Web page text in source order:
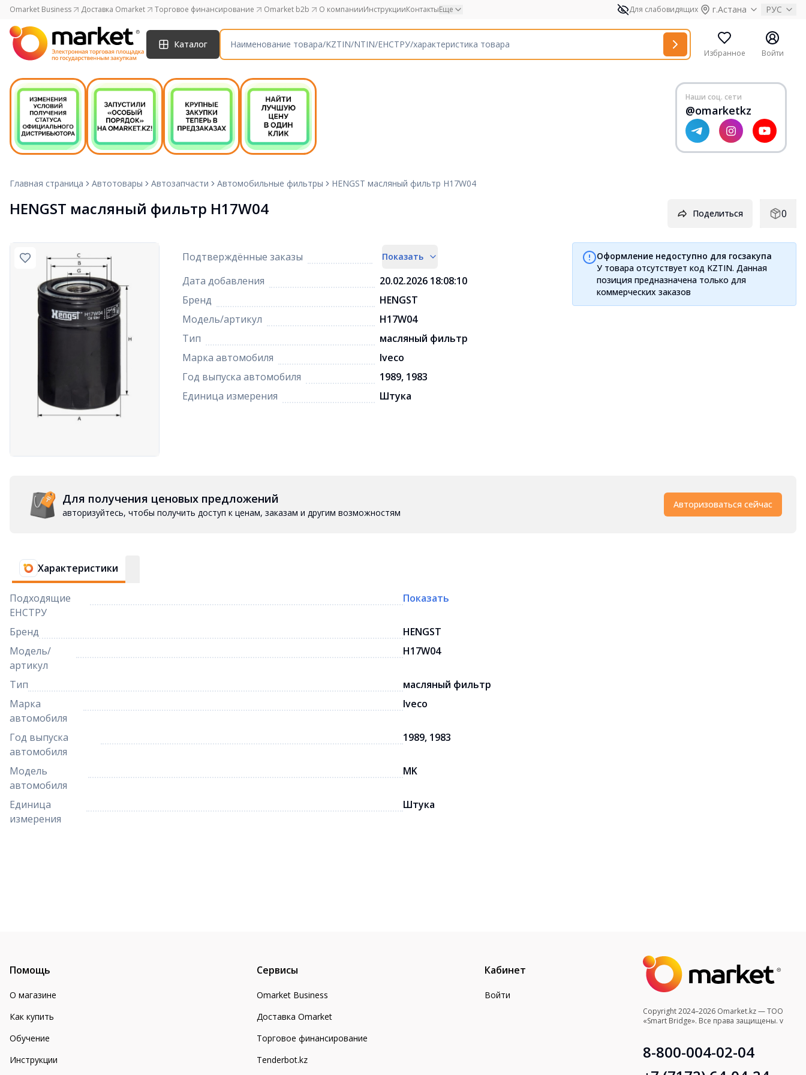
Omarket Business Доставка Omarket Торговое финансирование Omarket b2b О компанииИнструкцииКонтактыЕще Для слабовидящих г.Астана РУС
Каталог
Избранное Войти
Наши соц. сети
@omarketkz
Главная страница Автотовары Автозапчасти Автомобильные фильтры HENGST масляный фильтр H17W04
HENGST масляный фильтр H17W04 Поделиться 0
Подтверждённые заказы Показать
Дата добавления
20.02.2026 18:08:10
Бренд
HENGST
Модель/артикул
H17W04
Тип
масляный фильтр
Марка автомобиля
Iveco
Год выпуска автомобиля
1989, 1983
Единица измерения
Штука
Оформление недоступно для госзакупа
У товара отсутствует код KZTIN. Данная
позиция предназначена только для
коммерческих заказов
Для получения ценовых предложений
авторизуйтесь, чтобы получить доступ к ценам, заказам и другим возможностям
Авторизоваться сейчас
Характеристики
Подходящие
ЕНСТРУ
Показать
Бренд
HENGST
Модель/
артикул
H17W04
Тип
масляный фильтр
Марка
автомобиля
Iveco
Год выпуска
автомобиля
1989, 1983
Модель
автомобиля
MK
Единица
измерения
Штука
Помощь
О магазине
Как купить
Обучение
Инструкции
Сервисы
Omarket Business
Доставка Omarket
Торговое финансирование
Tenderbot.kz
Кабинет
Войти
Copyright 2024–2026 Omarket.kz — ТОО
«Smart Bridge». Все права защищены. v
8-800-004-02-04